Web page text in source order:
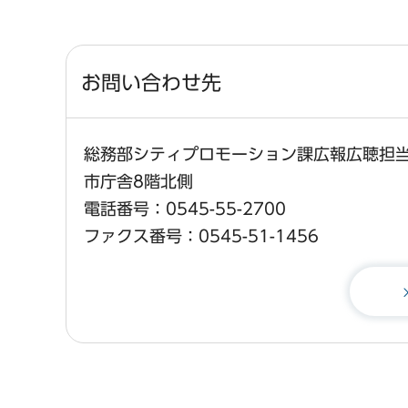
お問い合わせ先
総務部シティプロモーション課広報広聴担
市庁舎8階北側
電話番号：0545-55-2700
ファクス番号：0545-51-1456